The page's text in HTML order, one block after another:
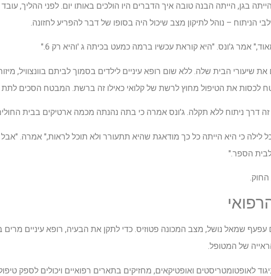
בגן, הייתה הבנה טובה איך הדברים היו הולכים באותו יום. לפני ההליך,
הניתוח – נוהל לתיקון מצב שיכול היה בסופו של דבר להפריע לחזונה.
אמר ג'ונס. "היא קוראת עכשיו ברמה כמעט בכיתה ג 'והיא רק 6."
שיעורי הבית שלה. ללא שום רופא עיניים לילדים בסמוך לביתם בוונצוויל,
לכסות את הטיפול מחוץ לרשת של קלואי כאילו זה ברשת. המבטח הסכים
דרך ניתוח ללא תקלה. ג'ונס אמרה כי בתה נהנתה מכמה ארטיקים בבית
לילה כי היא הייתה כל כך מודאגת שהיא תתעורר ולא תוכל לראות," אמרה. "אבל
לבית הספר."
החוק.
עפעף שמאל נושל, מצב המכונה פטוזיס. כדי לתקן את הבעיה, רופא עיניים
של המטופל.
לאופטומטריסטים ואופטיקאים, מחזיקים בתארים רפואיים ויכולים לספק